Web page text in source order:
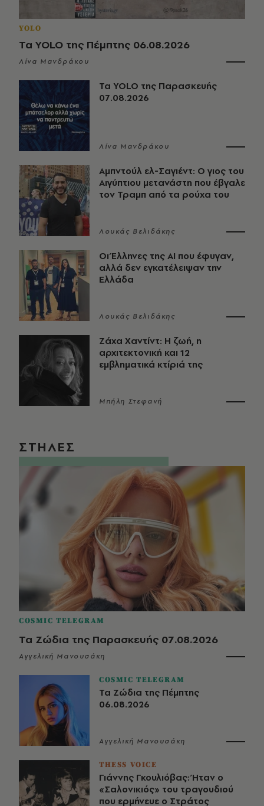
YOLO
Τα YOLO της Πέμπτης 06.08.2026
Λίνα Μανδράκου
Τα YOLO της Παρασκευής
07.08.2026
Λίνα Μανδράκου
Αμπντούλ ελ-Σαγιέντ: Ο γιος του
Αιγύπτιου μετανάστη που έβγαλε
τον Τραμπ από τα ρούχα του
Λουκάς Βελιδάκης
Οι Έλληνες της ΑΙ που έφυγαν,
αλλά δεν εγκατέλειψαν την
Ελλάδα
Λουκάς Βελιδάκης
Ζάχα Χαντίντ: Η ζωή, η
αρχιτεκτονική και 12
εμβληματικά κτίριά της
Μπήλη Στεφανή
ΣΤΗΛΕΣ
COSMIC TELEGRAM
Τα Ζώδια της Παρασκευής 07.08.2026
Αγγελική Μανουσάκη
COSMIC TELEGRAM
Τα Ζώδια της Πέμπτης
06.08.2026
Αγγελική Μανουσάκη
THESS VOICE
Γιάννης Γκουλιόβας: Ήταν ο
«Σαλονικιός» του τραγουδιού
που ερμήνευε ο Στράτος